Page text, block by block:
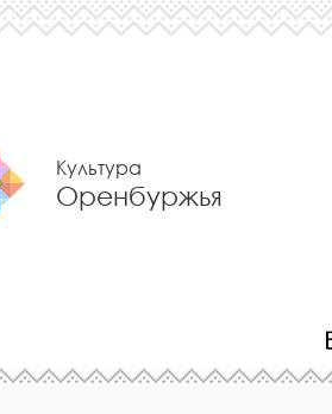
Культура
Оренбуржья